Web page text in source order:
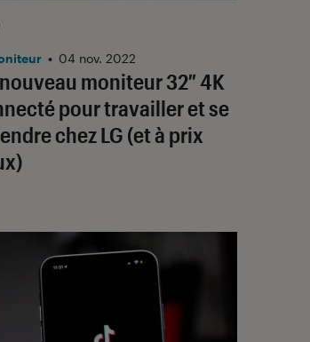
moniteur 32″ 4K
pour travailler et se
chez LG (et à prix
• 04 nov. 2022